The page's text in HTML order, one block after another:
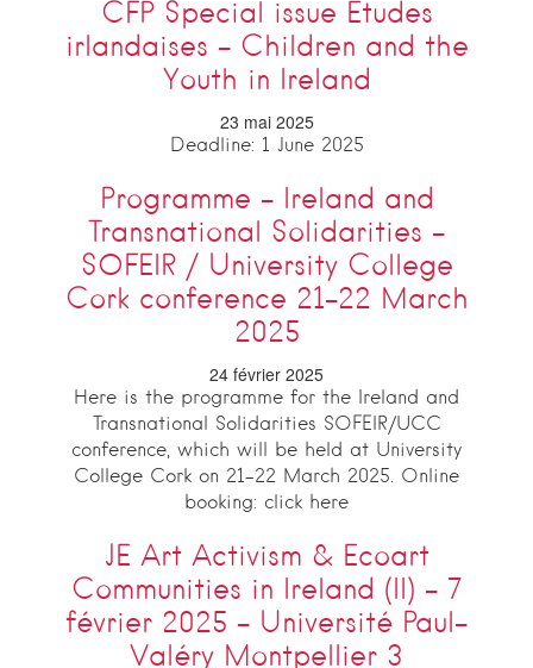
CFP Special issue Etudes
irlandaises – Children and the
Youth in Ireland
23 mai 2025
Deadline: 1 June 2025
Programme – Ireland and
Transnational Solidarities –
SOFEIR / University College
Cork conference 21-22 March
2025
24 février 2025
Here is the programme for the Ireland and
Transnational Solidarities SOFEIR/UCC
conference, which will be held at University
College Cork on 21-22 March 2025. Online
booking: click here
JE Art Activism & Ecoart
Communities in Ireland (II) – 7
février 2025 – Université Paul-
Valéry Montpellier 3